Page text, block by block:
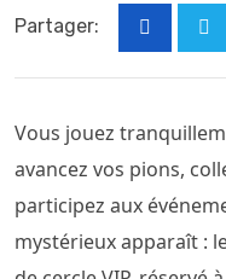
Partager:
Vous jouez
avancez vos pions,
participez aux
mystérieux apparaît :